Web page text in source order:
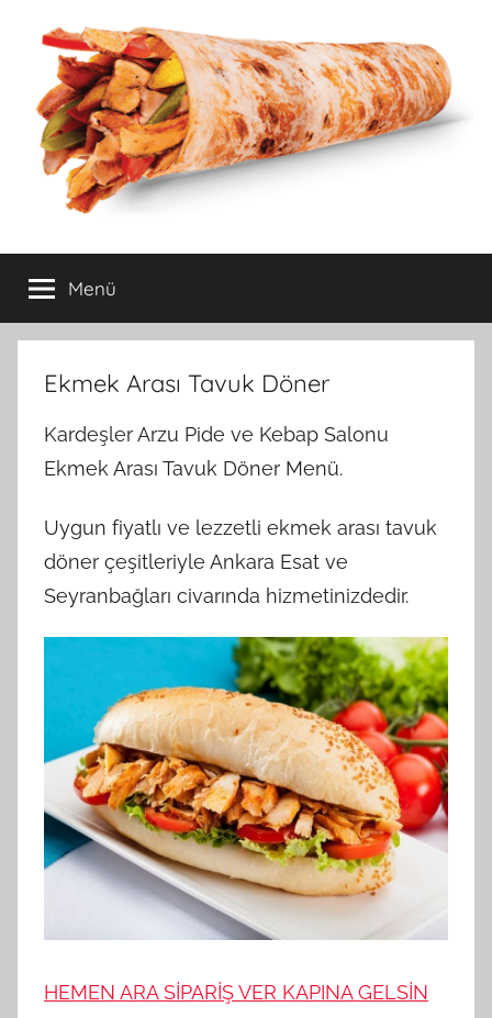
Ankara
esat
ucuz,uygun
fiyatlı,
kaliteli
yemek
Siparişi Menü
Ekmek Arası Tavuk Döner
Kardeşler Arzu Pide ve Kebap Salonu
Ekmek Arası Tavuk Döner Menü.
Uygun fiyatlı ve lezzetli ekmek arası tavuk
döner çeşitleriyle Ankara Esat ve
Seyranbağları civarında hizmetinizdedir.
HEMEN ARA SİPARİŞ VER KAPINA GELSİN